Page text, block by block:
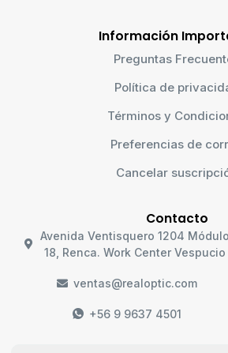
Información
Preguntas
Política de
Términos y
Preferencias de
Cancelar
Contacto
Avenida Ventisquero 1204 Módulo
18, Renca. Work Center Vespucio
ventas@realoptic.com
+56 9 9637 4501